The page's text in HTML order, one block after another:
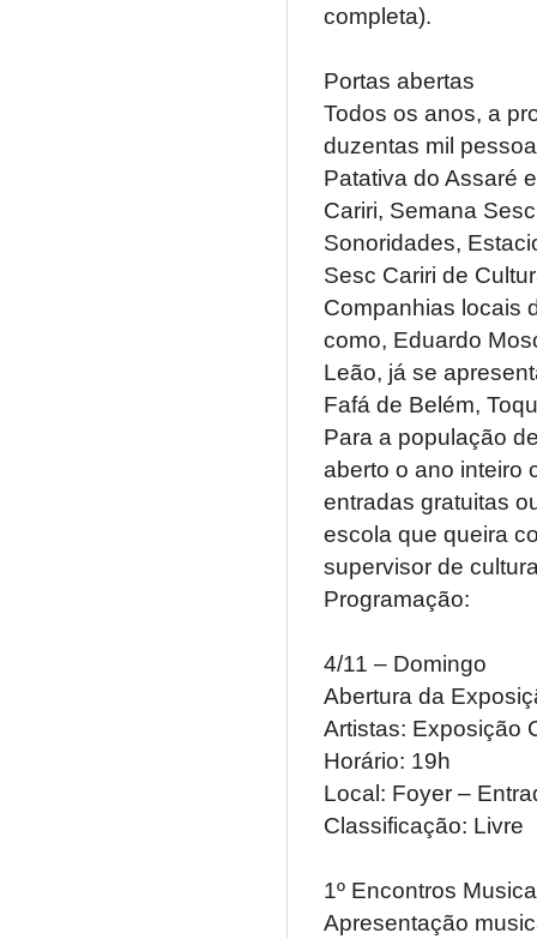
completa).
Portas abertas
Todos os anos, a
duzentas mil
Patativa do Assaré
Cariri, Semana
Sonoridades,
Sesc Cariri de
Companhias locais
como, Eduardo
Leão, já se
Fafá de Belém,
Para a população
aberto o ano inteiro
entradas gratuitas
escola que queira
supervisor de
Programação:
4/11 – Domingo
Abertura da
Artistas: Exposição
Horário: 19h
Local: Foyer –
1º Encontros
Apresentação